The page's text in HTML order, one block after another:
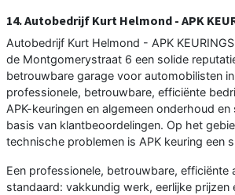
14. Autobedrijf Kurt Helmond - APK
Autobedrijf Kurt Helmond - APK
de Montgomerystraat 6 een solide
betrouwbare garage voor automobilisten
professionele, betrouwbare, efficiënte
APK-keuringen en algemeen onderhoud
basis van klantbeoordelingen. Op het
technische problemen is APK keuring een
Een professionele, betrouwbare, efficiënte
standaard: vakkundig werk, eerlijke prijzen